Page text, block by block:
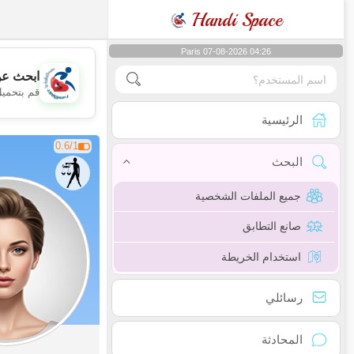
Handi Space
Paris 07-08-2026 04:26
الرئيسية
البحث
جميع الملفات الشخصية
صانع التطابق
استخدام الخريطة
رسائلي
المحادثة
ابحث
قم
0.6/1